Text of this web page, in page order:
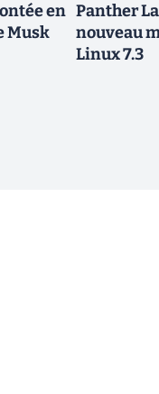
en
Musk
Panther
nouveau
Linux 7.3